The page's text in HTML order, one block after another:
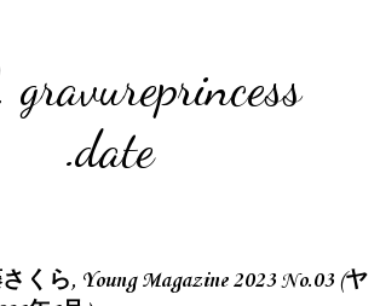
.date
くら, Young Magazine 2023 No.03 (ヤ